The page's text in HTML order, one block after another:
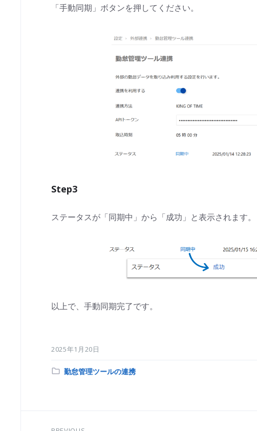
「手動同期」ボタンを押してください。
Step3
ステータスが「同期中」から「成功」と表示されます。
以上で、手動同期完了です。
2025年1月20日
Category:
勤怠管理ツールの連携